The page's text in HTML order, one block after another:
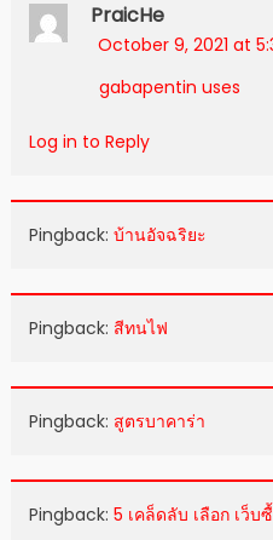
PraicHe
October 9, 2021 at
gabapentin uses
Log in to Reply
Pingback: บ้านอัจฉริยะ
Pingback: สีทนไฟ
Pingback: สูตรบาคาร่า
Pingback: 5 เคล็ดลับ เลือก เว็